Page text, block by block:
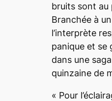
bruits sont au
Branchée à
l’interprète
panique et se
dans une saga
quinzaine de
« Pour